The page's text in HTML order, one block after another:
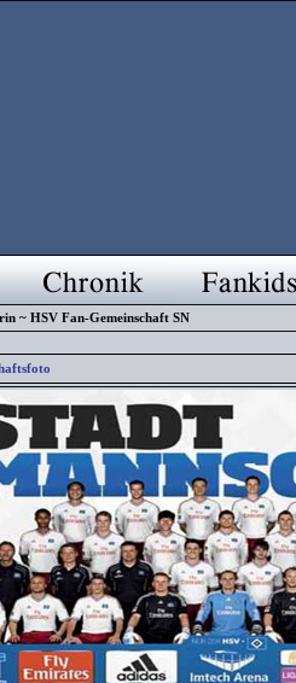
~ HSV Fan-Gemeinschaft SN